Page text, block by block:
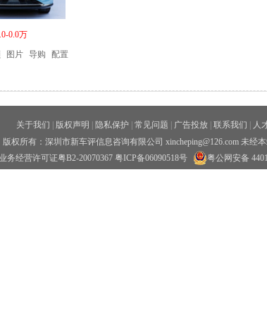
0.0万
图片 导购 配置
关于我们 版权声明 隐私保护 常见问题 广告投放 联系我们 人
版权所有：深圳市新车评信息咨询有限公司 xincheping@126.com 未经
务经营许可证粤B2-20070367 粤ICP备06090518号 粤公网安备